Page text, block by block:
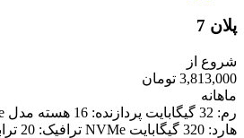
پلان 7
شروع از
3,813,000 تومان
ماهانه